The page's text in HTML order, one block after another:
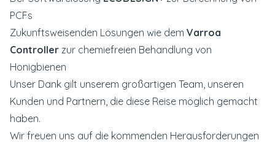
PCFs
Zukunftsweisenden Lösungen wie dem Varroa
Controller zur chemiefreien Behandlung von
Honigbienen
Unser Dank gilt unserem großartigen Team, unseren
Kunden und Partnern, die diese Reise möglich gemacht
haben.
Wir freuen uns auf die kommenden Herausforderungen